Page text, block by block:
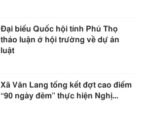
Đại biểu Quốc hội tỉnh Phú Thọ
thảo luận ở hội trường về dự án
luật
Xã Văn Lang tổng kết đợt cao điểm
“90 ngày đêm” thực hiện Nghị...